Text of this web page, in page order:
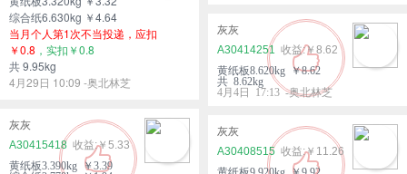
综合纸6.630kg ￥4.64
当月个人第1次不当投递，应扣
￥0.8 ，实扣￥0.8
共 9.95kg
4月29日 10:09 -奥北林芝
灰灰
A30414251
￥8.62
黄纸板8.620kg ￥8.62
共 8.62kg
4月4日 17:13 -奥北林芝
灰灰
A30415418
￥5.33
黄纸板3.390kg ￥3.39
灰灰
A30408515
￥11.26
黄纸板9.920kg ￥9.92